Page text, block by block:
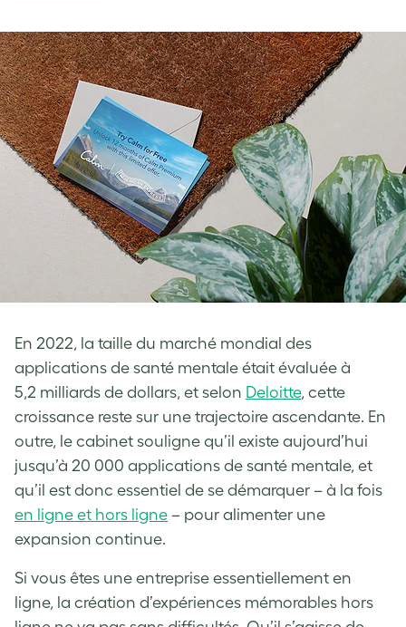
En 2022, la taille du marché mondial des
applications de santé mentale était évaluée à
5,2 milliards de dollars, et selon Deloitte, cette
croissance reste sur une trajectoire ascendante. En
outre, le cabinet souligne qu’il existe aujourd’hui
jusqu’à 20 000 applications de santé mentale, et
qu’il est donc essentiel de se démarquer – à la fois
en ligne et hors ligne – pour alimenter une
expansion continue.
Si vous êtes une entreprise essentiellement en
ligne, la création d’expériences mémorables hors